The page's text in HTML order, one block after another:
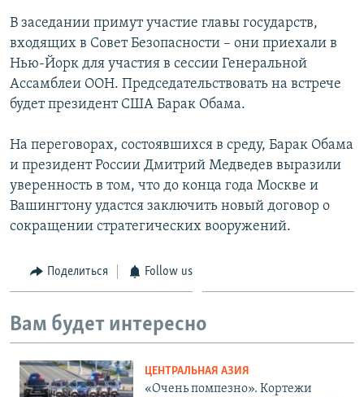
В заседании примут участие главы государств,
входящих в Совет Безопасности – они приехали в
Нью-Йорк для участия в сессии Генеральной
Ассамблеи ООН. Председательствовать на встрече
будет президент США Барак Обама.
На переговорах, состоявшихся в среду, Барак Обама
и президент России Дмитрий Медведев выразили
уверенность в том, что до конца года Москве и
Вашингтону удастся заключить новый договор о
сокращении стратегических вооружений.
Поделиться Follow us
Вам будет интересно
ЦЕНТРАЛЬНАЯ АЗИЯ
«Очень помпезно». Кортежи